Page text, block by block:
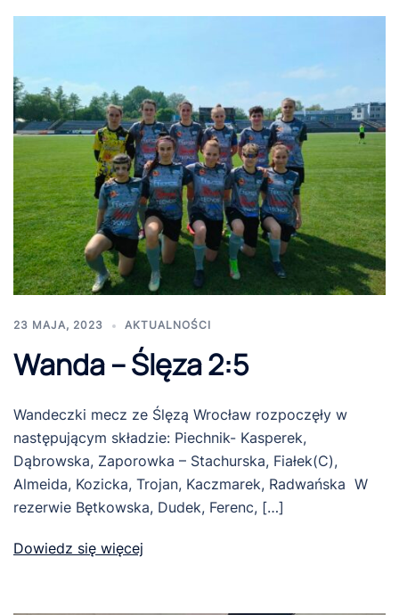
23 MAJA, 2023 AKTUALNOŚCI
Wanda – Ślęza 2:5
Wandeczki mecz ze Ślęzą Wrocław rozpoczęły w
następującym składzie: Piechnik- Kasperek,
Dąbrowska, Zaporowka – Stachurska, Fiałek(C),
Almeida, Kozicka, Trojan, Kaczmarek, Radwańska W
rezerwie Bętkowska, Dudek, Ferenc, […]
Dowiedz się więcej